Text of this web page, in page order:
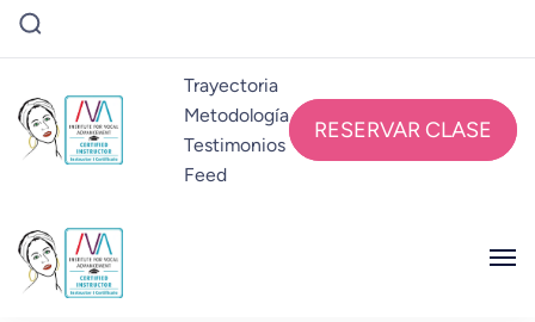
EUGENIA CRISPÍN
Eugenia Crispín VocalStudio
Trayectoria
Metodología
Testimonios
Feed
RESERVAR CLASE